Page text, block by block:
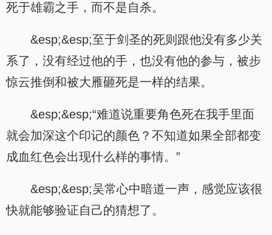
死于雄霸之手，而不是自杀。
&esp;&esp;至于剑圣的死则跟他没有多少关
系了，没有经过他的手，也没有他的参与，被步
惊云推倒和被大雁砸死是一样的结果。
&esp;&esp;“难道说重要角色死在我手里面
就会加深这个印记的颜色？不知道如果全部都变
成血红色会出现什么样的事情。”
&esp;&esp;吴常心中暗道一声，感觉应该很
快就能够验证自己的猜想了。